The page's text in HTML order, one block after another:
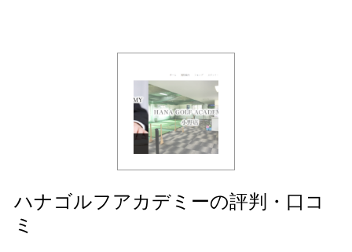
ハナゴルフアカデミーの評判・口コ
ミ